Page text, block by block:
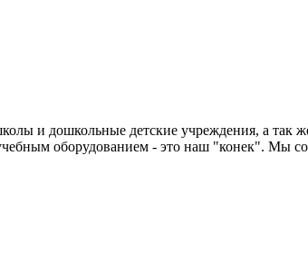
и дошкольные детские учреждения, а так
оборудованием - это наш "конек". Мы